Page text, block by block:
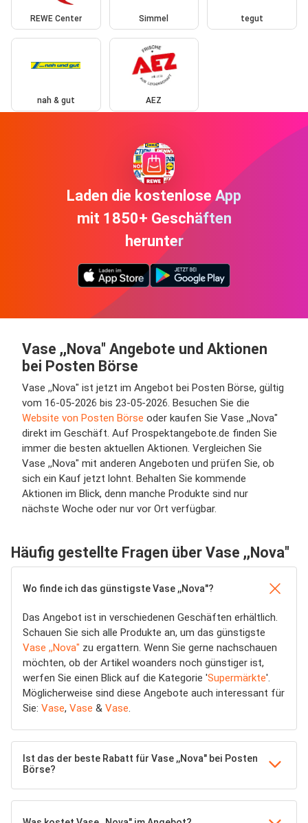
REWE Center Simmel tegut
nah & gut AEZ
Laden die kostenlose App
mit 1850+ Geschäften
herunter
Vase ,,Nova" Angebote und Aktionen
bei Posten Börse
Vase ,,Nova" ist jetzt im Angebot bei Posten Börse, gültig
vom 16-05-2026 bis 23-05-2026. Besuchen Sie die
Website von Posten Börse oder kaufen Sie Vase ,,Nova"
direkt im Geschäft. Auf Prospektangebote.de finden Sie
immer die besten aktuellen Aktionen. Vergleichen Sie
Vase ,,Nova" mit anderen Angeboten und prüfen Sie, ob
sich ein Kauf jetzt lohnt. Behalten Sie kommende
Aktionen im Blick, denn manche Produkte sind nur
nächste Woche oder nur vor Ort verfügbar.
Häufig gestellte Fragen über Vase ,,Nova"
Wo finde ich das günstigste Vase ,,Nova"?
Das Angebot ist in verschiedenen Geschäften erhältlich.
Schauen Sie sich alle Produkte an, um das günstigste
Vase ,,Nova" zu ergattern. Wenn Sie gerne nachschauen
möchten, ob der Artikel woanders noch günstiger ist,
werfen Sie einen Blick auf die Kategorie 'Supermärkte'.
Möglicherweise sind diese Angebote auch interessant für
Sie: Vase, Vase & Vase.
Ist das der beste Rabatt für Vase ,,Nova" bei Posten
Börse?